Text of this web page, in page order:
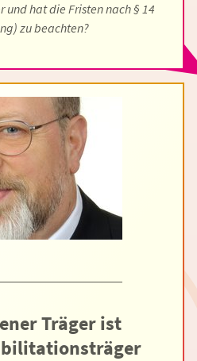
hat die Fristen nach § 14
zu beachten?
Träger ist